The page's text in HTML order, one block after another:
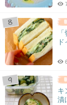
キ
漬